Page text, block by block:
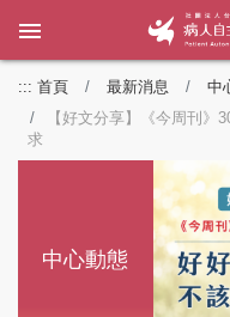
::: 首頁 最新消息
中
【好文分享】《今周刊》
求
中心動態